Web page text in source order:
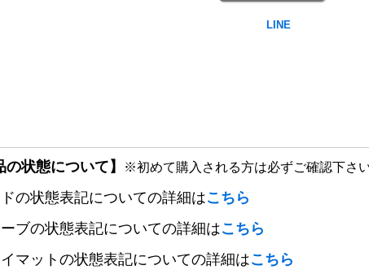
の状態について】 ※初めて購入される方は必ずご確認下さい
の状態表記についての詳細はこちら
ブの状態表記についての詳細はこちら
マットの状態表記についての詳細はこちら